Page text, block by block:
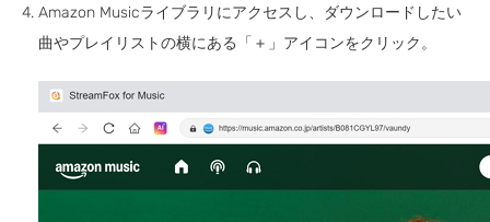
Amazon Musicライブラリにアクセスし、ダウンロードしたい
曲やプレイリストの横にある「＋」アイコンをクリック。